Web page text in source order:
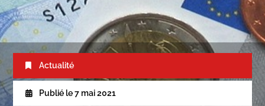
Actualité
Publié le 7 mai 2021